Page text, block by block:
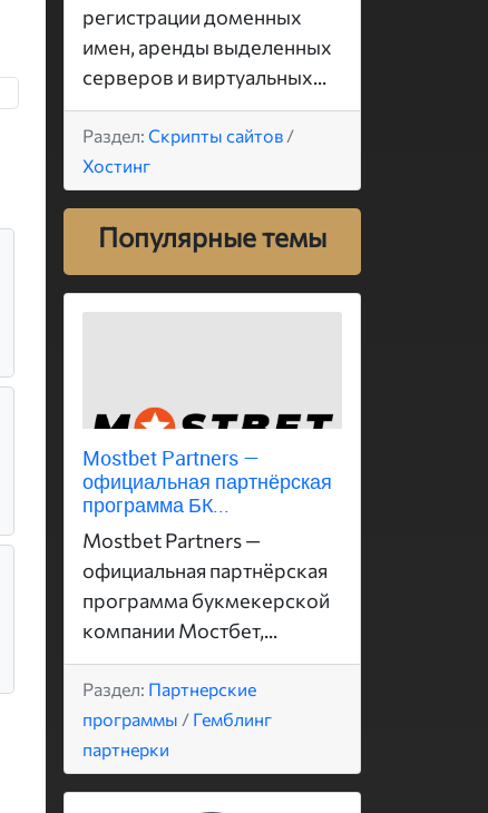
регистрации доменных
имен, аренды выделенных
серверов и виртуальных...
Раздел: Скрипты сайтов /
Хостинг
Популярные темы
Mostbet Partners —
официальная партнёрская
программа БК...
Mostbet Partners —
официальная партнёрская
программа букмекерской
компании Мостбет,...
Раздел: Партнерские
программы / Гемблинг
партнерки